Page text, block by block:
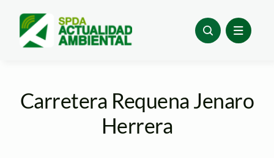
content
Carretera Requena Jenaro
Herrera